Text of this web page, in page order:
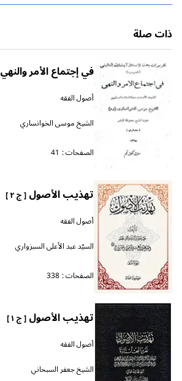
ذات صلة
في إجتماع الأمر والنهي
أصول الفقه
الشيخ موسى الخوانساري
الصفحات : 41
تهذيب الأصول[ ج ٢ ]
أصول الفقه
السيّد عبد الأعلى السبزواري
الصفحات : 338
تهذيب الأصول[ ج ١ ]
أصول الفقه
الشيخ جعفر السبحاني